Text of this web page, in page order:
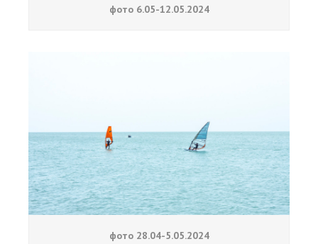
фото 6.05-12.05.2024
фото 28.04-5.05.2024